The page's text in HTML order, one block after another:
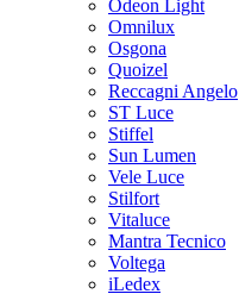
Odeon Light
Omnilux
Osgona
Quoizel
Reccagni Angelo
ST Luce
Stiffel
Sun Lumen
Vele Luce
Stilfort
Vitaluce
Mantra Tecnico
Voltega
iLedex